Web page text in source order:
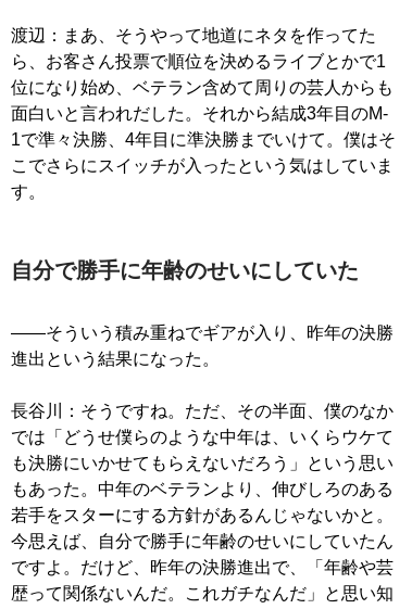
渡辺：まあ、そうやって地道にネタを作ってた
ら、お客さん投票で順位を決めるライブとかで1
位になり始め、ベテラン含めて周りの芸人からも
面白いと言われだした。それから結成3年目のM-
1で準々決勝、4年目に準決勝までいけて。僕はそ
こでさらにスイッチが入ったという気はしていま
す。
自分で勝手に年齢のせいにしていた
――そういう積み重ねでギアが入り、昨年の決勝
進出という結果になった。
長谷川：そうですね。ただ、その半面、僕のなか
では「どうせ僕らのような中年は、いくらウケて
も決勝にいかせてもらえないだろう」という思い
もあった。中年のベテランより、伸びしろのある
若手をスターにする方針があるんじゃないかと。
今思えば、自分で勝手に年齢のせいにしていたん
ですよ。だけど、昨年の決勝進出で、「年齢や芸
歴って関係ないんだ。これガチなんだ」と思い知